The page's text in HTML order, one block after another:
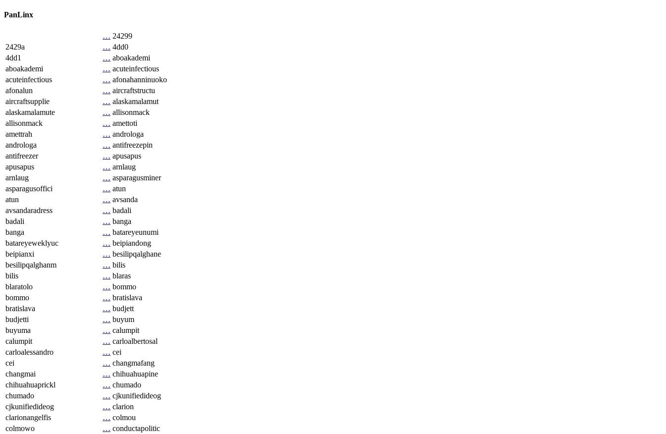
PanLinx
… 24299
2429a
… 4dd0
4dd1
… aboakademi
aboakademi
… acuteinfectious
acuteinfectious
… afonahanninuoko
afonalun
… aircraftstructu
aircraftsupplie
… alaskamalamut
alaskamalamute
… allisonmack
allisonmack
… amettoti
amettrah
… androloga
androloga
… antifreezepin
antifreezer
… apusapus
apusapus
… arnlaug
arnlaug
… asparagusminer
asparagusoffici
… atun
atun
… avsanda
avsandaradress
… badali
badali
… banga
banga
… batareyeunumi
batareyeweklyuc
… beipiandong
beipianxi
… besilipqalghane
besilipqalghanm
… bilis
bilis
… blaras
blaratolo
… bommo
bommo
… bratislava
bratislava
… budjett
budjetti
… buyum
buyuma
… calumpit
calumpit
… carloalbertosal
carloalessandro
… cei
cei
… changmafang
changmai
… chihuahuapine
chihuahuaprickl
… chumado
chumado
… cjkunifiedideog
cjkunifiedideog
… clarion
clarionangelfis
… colmou
colmowo
… conductapolitic